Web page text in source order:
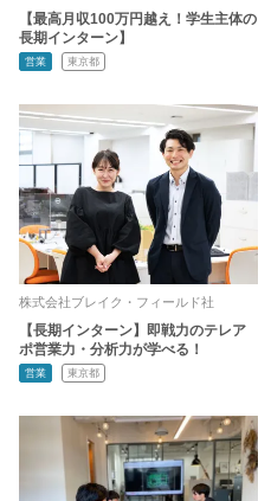
【最高月収100万円越え！学生主体の
長期インターン】
営業 東京都
株式会社ブレイク・フィールド社
【長期インターン】即戦力のテレア
ポ営業力・分析力が学べる！
営業 東京都